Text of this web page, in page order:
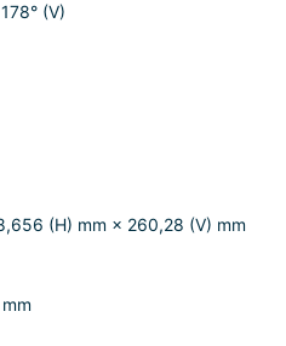
(V)
(H) mm × 260,28 (V) mm